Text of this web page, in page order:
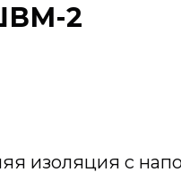
2
изоляция с